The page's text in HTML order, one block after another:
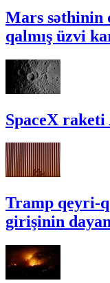
Mars səthinin
qalmış üzvi
SpaceX raketi
Tramp qeyri-
girişinin